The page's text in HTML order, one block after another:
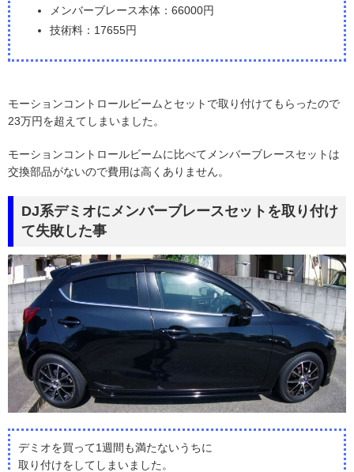
メンバーブレース本体：66000円
技術料：17655円
モーションコントロールビームとセットで取り付けてもらったので
23万円を超えてしまいました。
モーションコントロールビームに比べてメンバーブレースセットは
交換部品がないので費用は高くありません。
DJ系デミオにメンバーブレースセットを取り付け
て失敗した事
デミオを買って1週間も満たないうちに
取り付けをしてしまいました。